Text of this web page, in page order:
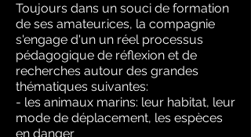
Toujours dans un souci de formation
de ses amateur.ices, la compagnie
s'engage d'un un réel processus
pédagogique de réflexion et de
recherches autour des grandes
thématiques suivantes:
- les animaux marins: leur habitat, leur
mode de déplacement, les espèces
en danger